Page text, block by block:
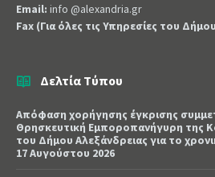
Email: info @alexandria.gr
Fax (Για όλες τις Υπηρεσίες του
Δελτία Τύπου
Απόφαση χορήγησης έγκρισης
Θρησκευτική Εμποροπανήγυρη της
του Δήμου Αλεξάνδρειας για το
17 Αυγούστου 2026